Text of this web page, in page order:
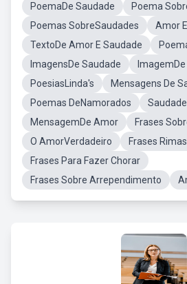
PoemaDe Saudade
Poema
Poemas SobreSaudades
Amor
TextoDe Amor E Saudade
ImagensDe Saudade
PoesiasLinda's
Mensagens De
Poemas DeNamorados
MensagemDe Amor
Frases
O AmorVerdadeiro
Frases
Frases Para Fazer Chorar
Frases Sobre Arrependimento